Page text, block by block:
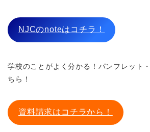
NJCのnoteはコチラ！
学校のことがよく分かる！パンフレット
ちら！
資料請求はコチラから！